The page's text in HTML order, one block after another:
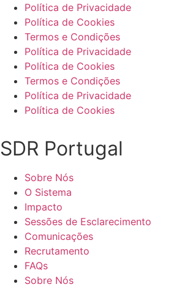
Política de Privacidade
Política de Cookies
Termos e Condições
Política de Privacidade
Política de Cookies
Termos e Condições
Política de Privacidade
Política de Cookies
SDR Portugal
Sobre Nós
O Sistema
Impacto
Sessões de Esclarecimento
Comunicações
Recrutamento
FAQs
Sobre Nós